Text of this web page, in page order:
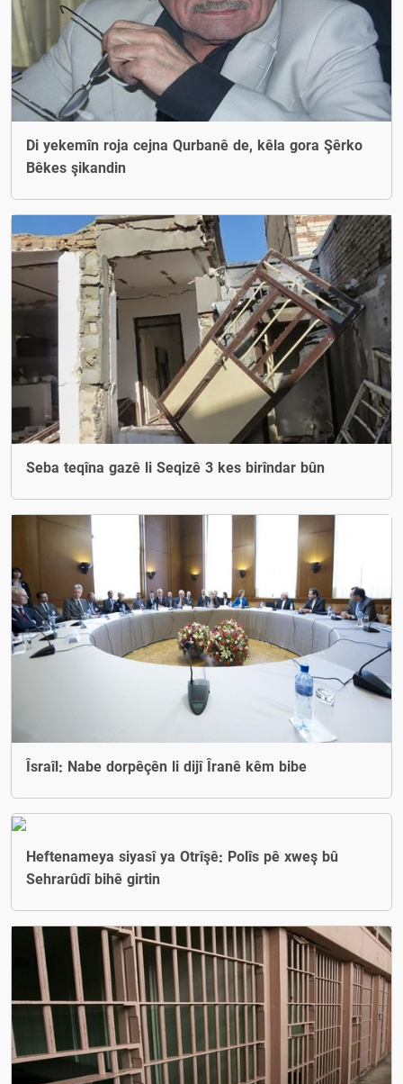
Di yekemîn roja cejna Qurbanê de, kêla gora Şêrko
Bêkes şikandin
Seba teqîna gazê li Seqizê 3 kes birîndar bûn
Îsraîl: Nabe dorpêçên li dijî Îranê kêm bibe
Heftenameya siyasî ya Otrîşê: Polîs pê xweş bû
Sehrarûdî bihê girtin